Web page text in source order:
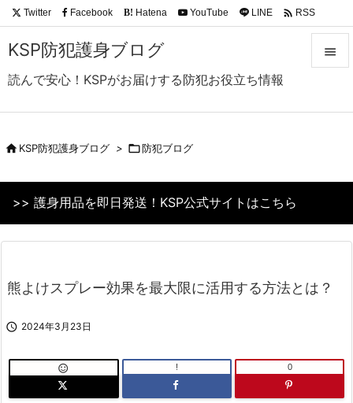
KSP防犯護身ブログ
読んで安心！KSPがお届けする防犯お役立ち情報

前へ
次へ
Twitter Facebook B! Hatena YouTube LINE  RSS
KSP防犯護身ブログ > 防犯ブログ
>> 護身用品を即日発送！KSP公式サイトはこちら
熊よけスプレー効果を最大限に活用する方法とは？
 2024年3月23日
 ! 0